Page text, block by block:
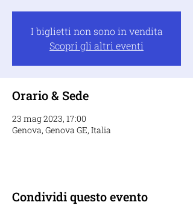
I biglietti non sono in vendita
Scopri gli altri eventi
Orario & Sede
23 mag 2023, 17:00
Genova, Genova GE, Italia
Condividi questo evento